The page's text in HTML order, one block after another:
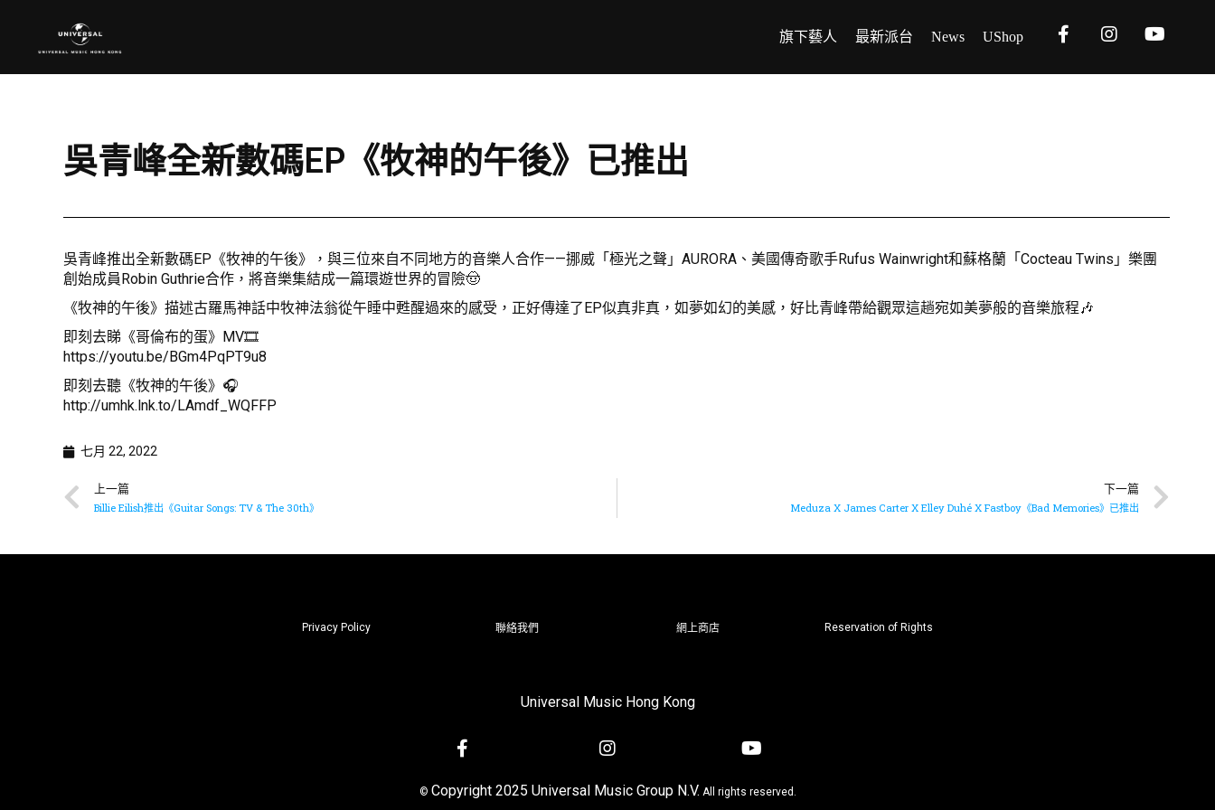
旗下藝人 最新派台 News UShop
吳青峰全新數碼EP《牧神的午後》已推出
吳青峰推出全新數碼EP《牧神的午後》，與三位來自不同地方的音樂人合作——挪威「極光之聲」AURORA、美國傳奇歌手Rufus Wainwright和蘇格蘭「Cocteau Twins」樂團
創始成員Robin Guthrie合作，將音樂集結成一篇環遊世界的冒險🤠
《牧神的午後》描述古羅馬神話中牧神法翁從午睡中甦醒過來的感受，正好傳達了EP似真非真，如夢如幻的美感，好比青峰帶給觀眾這趟宛如美夢般的音樂旅程🎶
即刻去睇《哥倫布的蛋》MV🎞
https://youtu.be/BGm4PqPT9u8
即刻去聽《牧神的午後》🎧
http://umhk.lnk.to/LAmdf_WQFFP
七月 22, 2022
上一篇
Billie Eilish推出《Guitar Songs: TV & The 30th》
下一篇
Meduza X James Carter X Elley Duhé X Fastboy《Bad Memories》已推出
Privacy Policy 聯絡我們 網上商店 Reservation of Rights
Universal Music Hong Kong
© Copyright 2025 Universal Music Group N.V. All rights reserved.